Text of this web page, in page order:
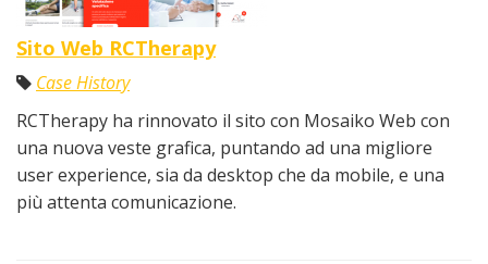
Sito Web RCTherapy
Case History
RCTherapy ha rinnovato il sito con Mosaiko Web con
una nuova veste grafica, puntando ad una migliore
user experience, sia da desktop che da mobile, e una
più attenta comunicazione.